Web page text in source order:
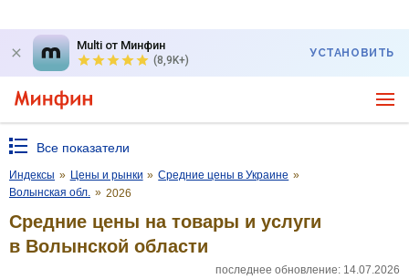
Multi от Минфин
(8,9K+)
УСТАНОВИТЬ
Все показатели
Индексы » Цены и рынки » Средние цены в Украине »
Волынская обл. » 2026
Средние цены на товары и услуги
в Волынской области
последнее обновление: 14.07.2026